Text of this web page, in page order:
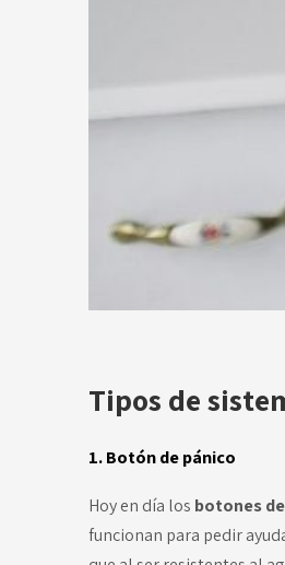
Tipos de
1. Botón de pánico
Hoy en día los botones
funcionan para pedir